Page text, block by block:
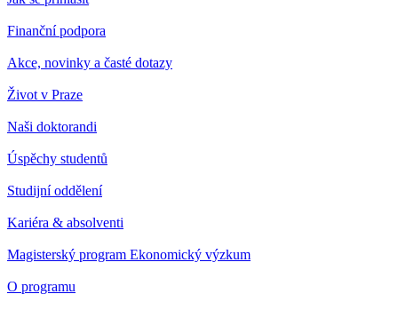
Finanční podpora
Akce, novinky a časté dotazy
Život v Praze
Naši doktorandi
Úspěchy studentů
Studijní oddělení
Kariéra & absolventi
Magisterský program Ekonomický výzkum
O programu